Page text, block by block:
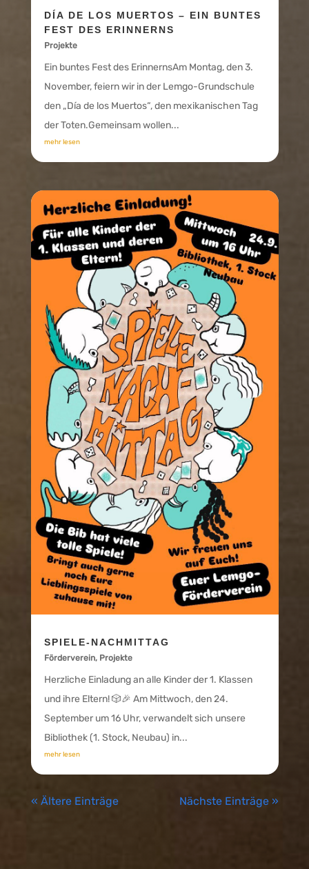
DÍA DE LOS MUERTOS – EIN BUNTES
FEST DES ERINNERNS
Projekte
Ein buntes Fest des ErinnernsAm Montag, den 3.
November, feiern wir in der Lemgo-Grundschule
den „Día de los Muertos“, den mexikanischen Tag
der Toten.Gemeinsam wollen...
mehr lesen
SPIELE-NACHMITTAG
Förderverein, Projekte
Herzliche Einladung an alle Kinder der 1. Klassen
und ihre Eltern! 🎲🎉 Am Mittwoch, den 24.
September um 16 Uhr, verwandelt sich unsere
Bibliothek (1. Stock, Neubau) in...
mehr lesen
« Ältere Einträge Nächste Einträge »